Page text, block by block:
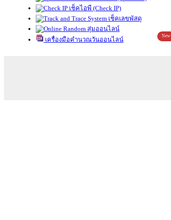
เช็คไอพี (Check IP)
เช็คเลขพัสดุ
สุ่มออนไลน์
เครื่องมือคำนวณวันออนไลน์
New